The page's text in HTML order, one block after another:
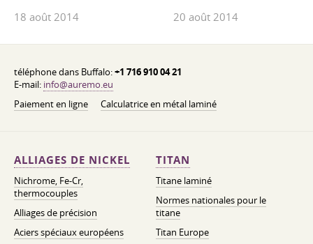
18 août 2014 20 août 2014
téléphone dans Buffalo:+1 716 910 04 21
E-mail: info@auremo.eu
Paiement en ligne
Calculatrice en métal laminé
ALLIAGES DE NICKEL
Nichrome, Fe-Cr,
thermocouples
Alliages de précision
Aciers spéciaux européens
TITAN
Titane laminé
Normes nationales pour le
titane
Titan Europe